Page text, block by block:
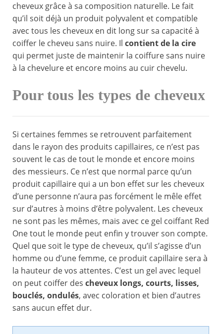
cheveux grâce à sa composition naturelle. Le fait
qu’il soit déjà un produit polyvalent et compatible
avec tous les cheveux en dit long sur sa capacité à
coiffer le cheveu sans nuire. Il contient de la cire
qui permet juste de maintenir la coiffure sans nuire
à la chevelure et encore moins au cuir chevelu.
Pour tous les types de cheveux
Si certaines femmes se retrouvent parfaitement
dans le rayon des produits capillaires, ce n’est pas
souvent le cas de tout le monde et encore moins
des messieurs. Ce n’est que normal parce qu’un
produit capillaire qui a un bon effet sur les cheveux
d’une personne n’aura pas forcément le mêle effet
sur d’autres à moins d’être polyvalent. Les cheveux
ne sont pas les mêmes, mais avec ce gel coiffant Red
One tout le monde peut enfin y trouver son compte.
Quel que soit le type de cheveux, qu’il s’agisse d’un
homme ou d’une femme, ce produit capillaire sera à
la hauteur de vos attentes. C’est un gel avec lequel
on peut coiffer des cheveux longs, courts, lisses,
bouclés, ondulés, avec coloration et bien d’autres
sans aucun effet dur.